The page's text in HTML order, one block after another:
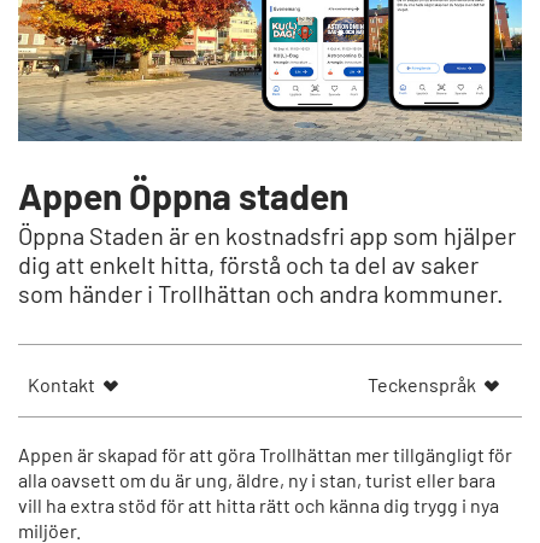
Appen Öppna staden
Öppna Staden är en kostnadsfri app som hjälper
dig att enkelt hitta, förstå och ta del av saker
som händer i Trollhättan och andra kommuner.
Kontakt Teckenspråk
Appen är skapad för att göra Trollhättan mer tillgängligt för
alla oavsett om du är ung, äldre, ny i stan, turist eller bara
vill ha extra stöd för att hitta rätt och känna dig trygg i nya
miljöer.